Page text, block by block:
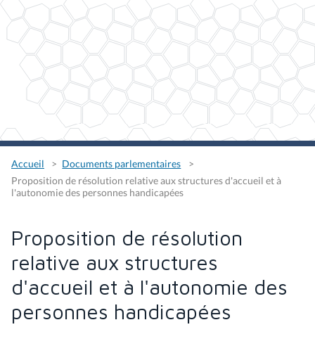
Accueil
Documents parlementaires
Proposition de résolution relative aux structures d'accueil et à
l'autonomie des personnes handicapées
Proposition de résolution
relative aux structures
d'accueil et à l'autonomie des
personnes handicapées